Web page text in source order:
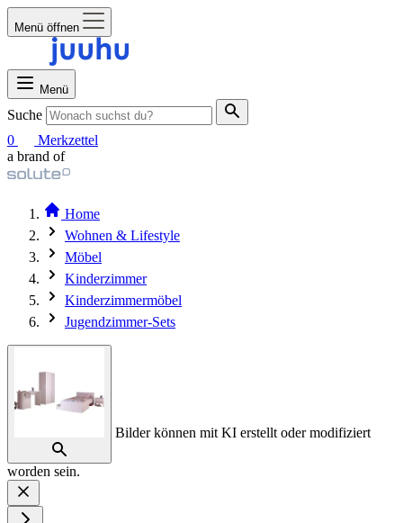
Menü öffnen
Menü
Suche
0
Merkzettel
a brand of
Home
Wohnen & Lifestyle
Möbel
Kinderzimmer
Kinderzimmermöbel
Jugendzimmer-Sets
Bilder können mit KI erstellt oder modifiziert
worden sein.